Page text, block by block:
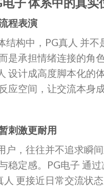
程表演
结构中，PG真人 并不
是承担情绪连接的角
设计成高度脚本化的
应空间，让交流本身
刺激更耐用
户，往往并不追求瞬
稳定感。PG电子 通
人 更接近日常交流状